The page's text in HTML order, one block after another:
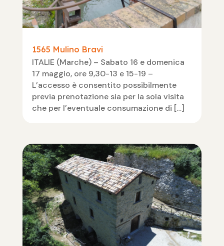
1565 Mulino Bravi
ITALIE (Marche) – Sabato 16 e domenica
17 maggio, ore 9,30-13 e 15-19 –
L’accesso è consentito possibilmente
previa prenotazione sia per la sola visita
che per l’eventuale consumazione di […]